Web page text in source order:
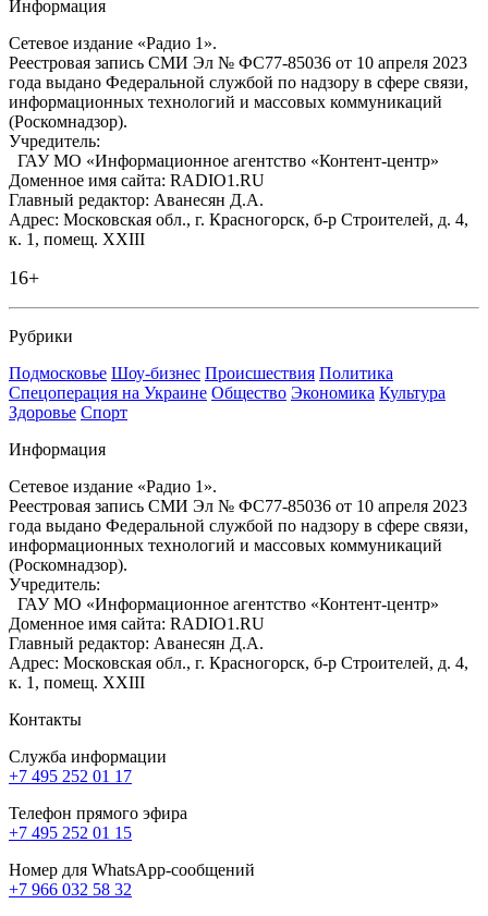
Информация
Сетевое издание «Радио 1».
Реестровая запись СМИ Эл № ФС77-85036 от 10 апреля 2023
года выдано Федеральной службой по надзору в сфере связи,
информационных технологий и массовых коммуникаций
(Роскомнадзор).
Учредитель:
ГАУ МО «Информационное агентство «Контент-центр»
Доменное имя сайта: RADIO1.RU
Главный редактор: Аванесян Д.А.
Адрес: Московская обл., г. Красногорск, б-р Строителей, д. 4,
к. 1, помещ. XXIII
16+
Рубрики
Подмосковье Шоу-бизнес Происшествия Политика
Спецоперация на Украине Общество Экономика Культура
Здоровье Спорт
Информация
Сетевое издание «Радио 1».
Реестровая запись СМИ Эл № ФС77-85036 от 10 апреля 2023
года выдано Федеральной службой по надзору в сфере связи,
информационных технологий и массовых коммуникаций
(Роскомнадзор).
Учредитель:
ГАУ МО «Информационное агентство «Контент-центр»
Доменное имя сайта: RADIO1.RU
Главный редактор: Аванесян Д.А.
Адрес: Московская обл., г. Красногорск, б-р Строителей, д. 4,
к. 1, помещ. XXIII
Контакты
Служба информации
+7 495 252 01 17
Телефон прямого эфира
+7 495 252 01 15
Номер для WhatsApp-сообщений
+7 966 032 58 32